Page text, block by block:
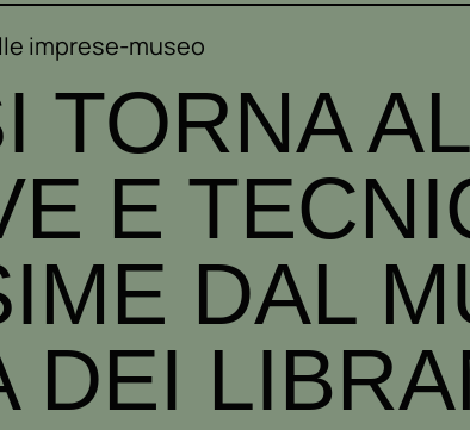
imprese-museo
TORNA
E
DAL
DEI